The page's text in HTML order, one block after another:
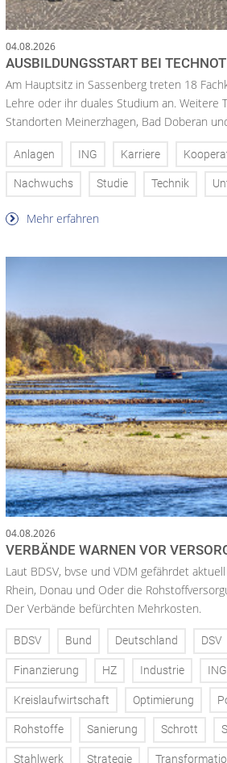
04.08.2026
AUSBILDUNGSSTART BEI
Am Hauptsitz in Sassenberg treten 18
Lehre oder ihr duales Studium an. Weitere
Standorten Meinerzhagen, Bad Doberan
Anlagen ING Karriere
Nachwuchs Studie Technik
Mehr erfahren
04.08.2026
VERBÄNDE WARNEN VOR
Laut BDSV, bvse und VDM gefährdet
Rhein, Donau und Oder die
Der Verbände befürchten Mehrkosten.
BDSV Bund Deutschland DSV
Finanzierung HZ Industrie ING
Kreislaufwirtschaft Optimierung
Rohstoffe Sanierung Schrott
Stahlwerk Strategie